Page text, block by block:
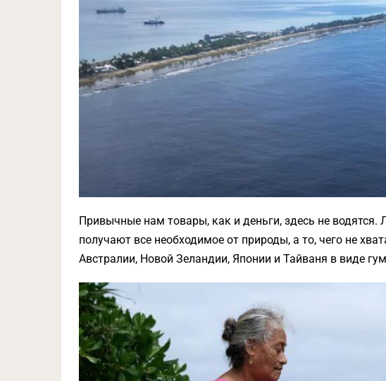
Привычные нам товары, как и деньги, здесь не
получают все необходимое от природы, а то, чего не
Австралии, Новой Зеландии, Японии и Тайваня в виде